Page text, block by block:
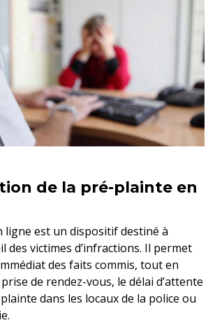
de la pré-plainte en
ligne est un dispositif destiné à
des victimes d’infractions. Il permet
des faits commis, tout en
de rendez-vous, le délai d’attente
dans les locaux de la police ou